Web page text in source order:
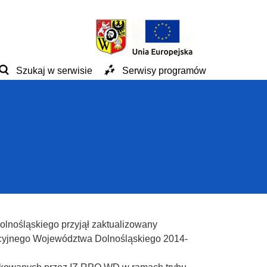
Szukaj w serwisie Serwisy programów
przyjął zaktualizowany
Województwa Dolnośląskiego 2014-